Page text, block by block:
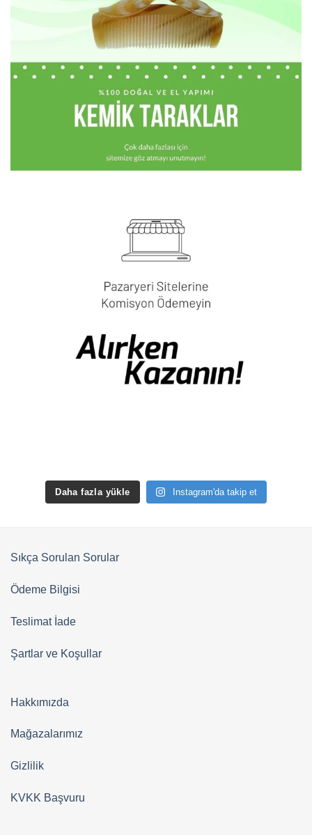
Daha fazla yükle Instagram'da takip et
Sıkça Sorulan Sorular
Ödeme Bilgisi
Teslimat İade
Şartlar ve Koşullar
Hakkımızda
Mağazalarımız
Gizlilik
KVKK Başvuru